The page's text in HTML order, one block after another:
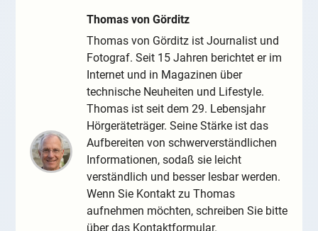
Thomas von Görditz
Thomas von Görditz ist Journalist und
Fotograf. Seit 15 Jahren berichtet er im
Internet und in Magazinen über
technische Neuheiten und Lifestyle.
Thomas ist seit dem 29. Lebensjahr
Hörgeräteträger. Seine Stärke ist das
Aufbereiten von schwerverständlichen
Informationen, sodaß sie leicht
verständlich und besser lesbar werden.
Wenn Sie Kontakt zu Thomas
aufnehmen möchten, schreiben Sie bitte
über das Kontaktformular.